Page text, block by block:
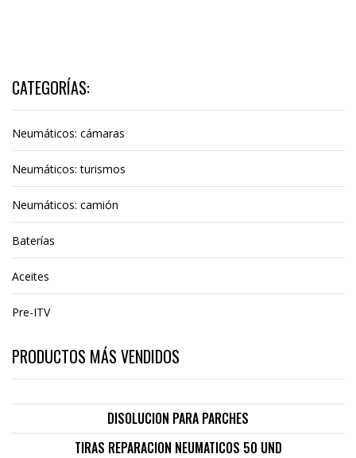
CATEGORÍAS:
Neumáticos: cámaras
Neumáticos: turismos
Neumáticos: camión
Baterías
Aceites
Pre-ITV
PRODUCTOS MÁS VENDIDOS
DISOLUCION PARA PARCHES
TIRAS REPARACION NEUMATICOS 50 UND